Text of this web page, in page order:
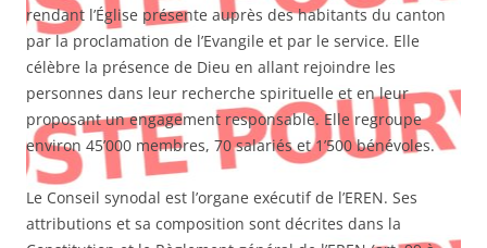
rendant l’Église présente auprès des habitants du canton
par la proclamation de l’Evangile et par le service. Elle
célèbre la présence de Dieu en allant rejoindre les
personnes dans leur recherche spirituelle et en leur
proposant un engagement responsable. Elle regroupe
environ 45’000 membres, 70 salariés et 1’500 bénévoles.
Le Conseil synodal est l’organe exécutif de l’EREN. Ses
attributions et sa composition sont décrites dans la